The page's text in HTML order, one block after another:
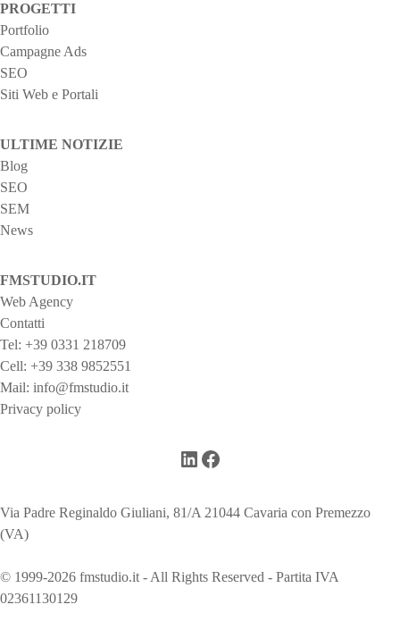
PROGETTI
Portfolio
Campagne Ads
SEO
Siti Web e Portali
ULTIME NOTIZIE
Blog
SEO
SEM
News
FMSTUDIO.IT
Web Agency
Contatti
Tel: +39 0331 218709
Cell: +39 338 9852551
Mail: info@fmstudio.it
Privacy policy
LinkedIn Facebook
Via Padre Reginaldo Giuliani, 81/A 21044 Cavaria con Premezzo
(VA)
© 1999-2026 fmstudio.it - All Rights Reserved - Partita IVA
02361130129